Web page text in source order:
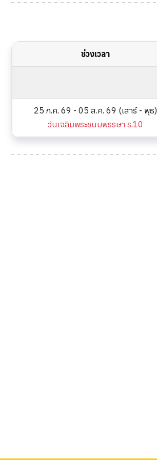
ช่วงเวลา
25 ก.ค. 69 - 05 ส.ค. 69 (เสาร์ - พุธ)
วันเฉลิมพระชนมพรรษา ร.10